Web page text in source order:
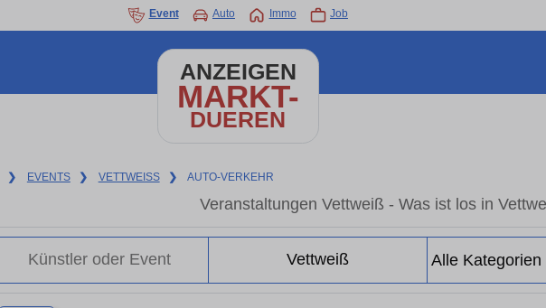
Event Auto Immo Job
ANZEIGEN
MARKT-
DUEREN
❯ EVENTS ❯ VETTWEISS ❯ AUTO-VERKEHR
Veranstaltungen Vettweiß - Was ist los in